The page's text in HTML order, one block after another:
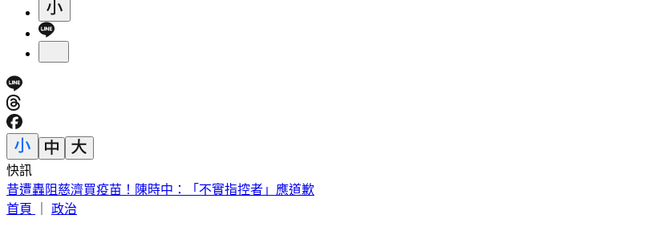
快訊
14:30白海豚颱風海警！父親節針對「這縣市」發陸警
首頁
政治